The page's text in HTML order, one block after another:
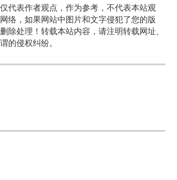
仅代表作者观点，作为参考，不代表本站观
络，如果网站中图片和文字侵犯了您的版
除处理！转载本站内容，请注明转载网址、
的侵权纠纷。